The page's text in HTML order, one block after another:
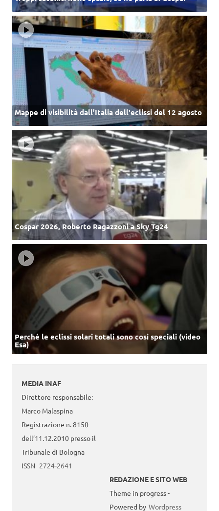
Mappe di visibilità dall’Italia dell'eclissi del 12 agosto
Cospar 2026, Roberto Ragazzoni a Sky Tg24
Perché le eclissi solari totali sono così speciali (video
Esa)
MEDIA INAF
Direttore responsabile:
Marco Malaspina
Registrazione n. 8150
dell’11.12.2010 presso il
Tribunale di Bologna
ISSN 2724-2641
REDAZIONE E SITO WEB
Theme in progress -
Powered by Wordpress